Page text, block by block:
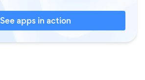
See apps in action